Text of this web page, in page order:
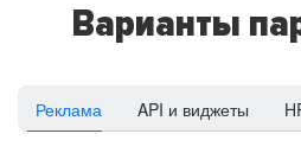
Варианты
Реклама API и виджеты